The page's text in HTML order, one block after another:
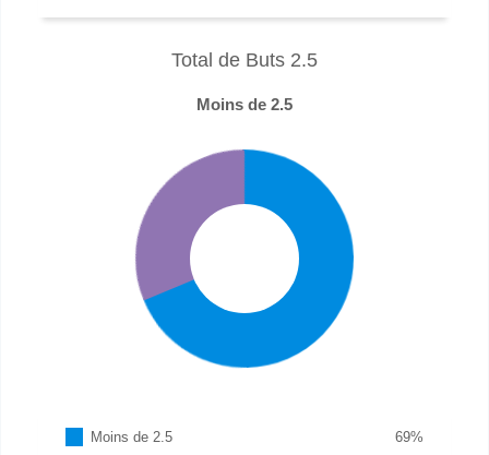
Total de Buts 2.5
Moins de 2.5
Moins de 2.5 %
69